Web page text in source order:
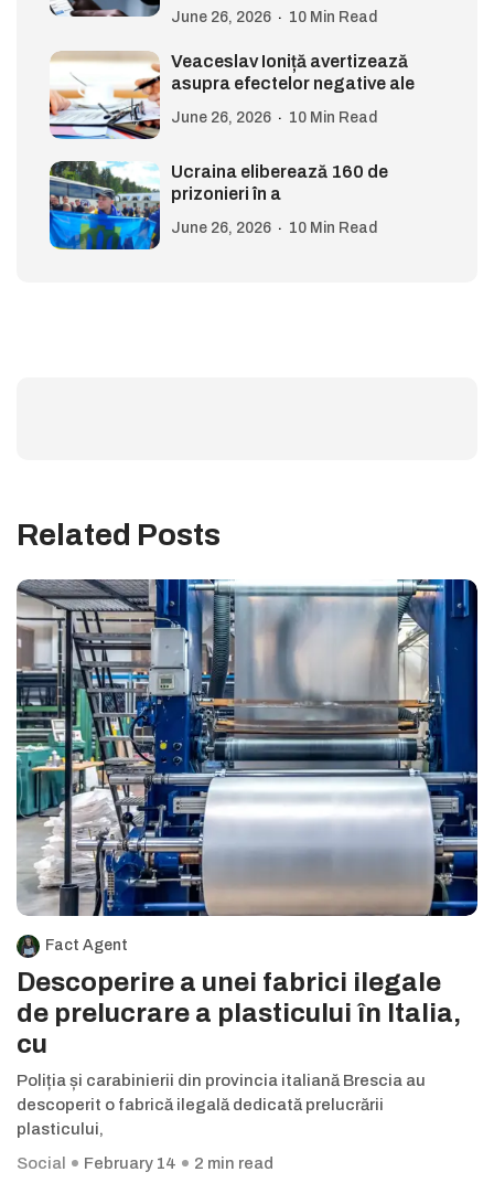
June 26, 2026 10 Min Read
Veaceslav Ioniță avertizează
asupra efectelor negative ale
June 26, 2026 10 Min Read
Ucraina eliberează 160 de
prizonieri în a
June 26, 2026 10 Min Read
Related Posts
Fact Agent
Descoperire a unei fabrici ilegale
de prelucrare a plasticului în Italia,
cu
Poliția și carabinierii din provincia italiană Brescia au
descoperit o fabrică ilegală dedicată prelucrării
plasticului,
Social
February 14 2 min read